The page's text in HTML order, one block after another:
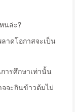
นล่ะ?
าดโอกาสจะเป็น
ารศึกษาเท่านั้น
จะกินข้าวต้มไม่